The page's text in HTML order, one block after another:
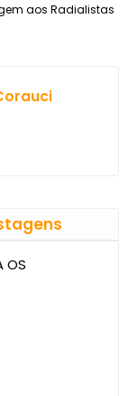
aos Radialistas
OS